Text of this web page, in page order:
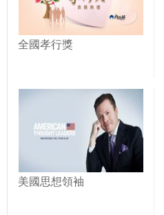
全國孝行獎
美國思想領袖